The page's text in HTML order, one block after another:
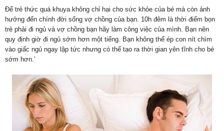
Để trẻ thức quá khuya không chỉ hại cho sức khỏe của bé mà còn ảnh
hưởng đến chính đời sống vợ chồng của bạn. 10h đêm là thời điểm bọn
trẻ phải đi ngủ và vợ chồng bạn hãy làm công việc của mình. Bạn nên
quy định giờ đi ngủ sớm hơn một tiếng. Bạn không thể ép con nít chìm
vào giấc ngủ ngay lập tức nhưng có thể tạo ra thời gian yên tĩnh cho bé
sớm hơn.’